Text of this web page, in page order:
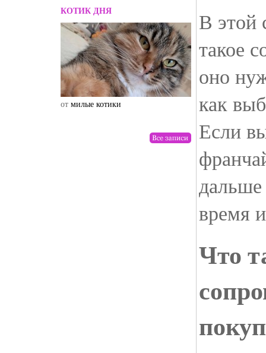
КОТИК ДНЯ
от милые котики от drunktwi
В этой
такое
оно
как
Если
время
Что